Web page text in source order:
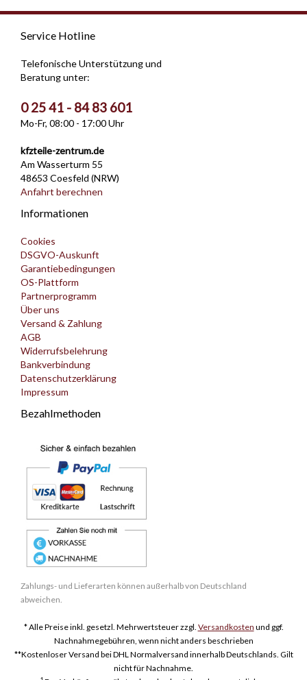
Service Hotline
Telefonische Unterstützung und
Beratung unter:
0 25 41 - 84 83 601
Mo-Fr, 08:00 - 17:00 Uhr
kfzteile-zentrum.de
Am Wasserturm 55
48653 Coesfeld (NRW)
Anfahrt berechnen
Informationen
Cookies
DSGVO-Auskunft
Garantiebedingungen
OS-Plattform
Partnerprogramm
Über uns
Versand & Zahlung
AGB
Widerrufsbelehrung
Bankverbindung
Datenschutzerklärung
Impressum
Bezahlmethoden
Zahlungs- und Lieferarten können außerhalb von Deutschland
abweichen.
* Alle Preise inkl. gesetzl. Mehrwertsteuer zzgl. Versandkosten und ggf.
Nachnahmegebühren, wenn nicht anders beschrieben
**Kostenloser Versand bei DHL Normalversand innerhalb Deutschlands. Gilt
nicht für Nachnahme.